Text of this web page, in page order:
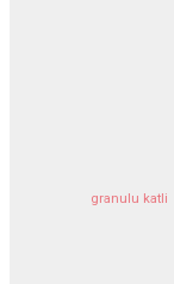
granulu katli